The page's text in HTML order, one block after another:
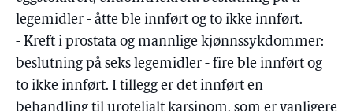
legemidler - åtte ble innført og to ikke innført.
- Kreft i prostata og mannlige kjønnssykdommer:
beslutning på seks legemidler - fire ble innført og
to ikke innført. I tillegg er det innført en